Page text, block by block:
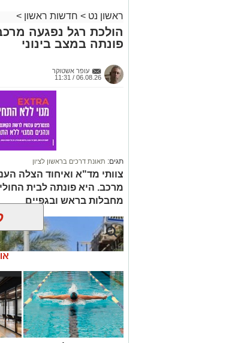
ראשון נט > חדשות ראשון >
הולכת רגל נפגעה
פונתה במצב בינוני
עופר אשטוקר
06.08.26 / 11:31
תגים: תאונת דרכים בראשון לציון
צוותי מד"א ואיחוד הצלה
מרכב. היא פונתה לבית
מחבלות בראש ובגפיים